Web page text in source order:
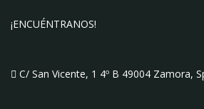
¡ENCUÉNTRANOS!
C/ San Vicente, 1 4º B 49004 Zamora,